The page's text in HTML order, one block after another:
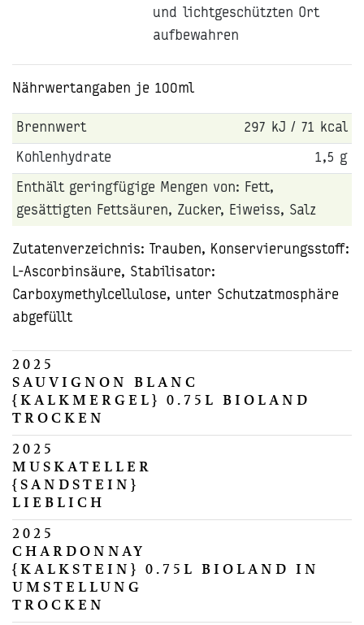
2025
SAUVIGNON BLANC
{KALKMERGEL} 0.75L BIOLAND
TROCKEN
2025
MUSKATELLER
{SANDSTEIN}
LIEBLICH
2025
CHARDONNAY
{KALKSTEIN} 0.75L BIOLAND IN
UMSTELLUNG
TROCKEN
und lichtgeschützten Ort
aufbewahren
Nährwertangaben je 100ml
Brennwert 297 kJ / 71 kcal
Kohlenhydrate
1,5 g
Enthält geringfügige Mengen von: Fett,
gesättigten Fettsäuren, Zucker, Eiweiss, Salz
Zutatenverzeichnis: Trauben, Konservierungsstoff:
L-Ascorbinsäure, Stabilisator:
Carboxymethylcellulose, unter Schutzatmosphäre
abgefüllt